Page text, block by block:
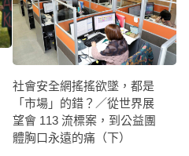
社會安全網搖搖欲墜，都是
「市場」的錯？／從世界展
望會 113 流標案，到公益團
體胸口永遠的痛（下）